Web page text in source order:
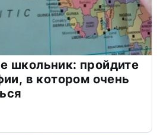
школьник: пройдите
в котором очень